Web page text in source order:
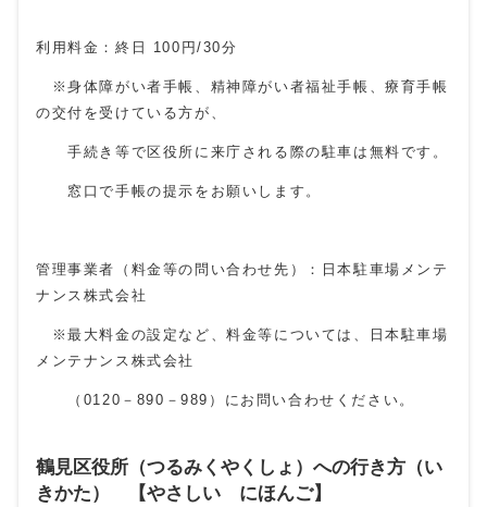
利用料金：終日 100円/30分
※身体障がい者手帳、精神障がい者福祉手帳、療育手帳
の交付を受けている方が、
手続き等で区役所に来庁される際の駐車は無料です。
窓口で手帳の提示をお願いします。
管理事業者（料金等の問い合わせ先）：日本駐車場メンテ
ナンス株式会社
※最大料金の設定など、料金等については、日本駐車場
メンテナンス株式会社
（0120－890－989）にお問い合わせください。
鶴見区役所（つるみくやくしょ）への行き方（い
きかた） 【やさしい にほんご】